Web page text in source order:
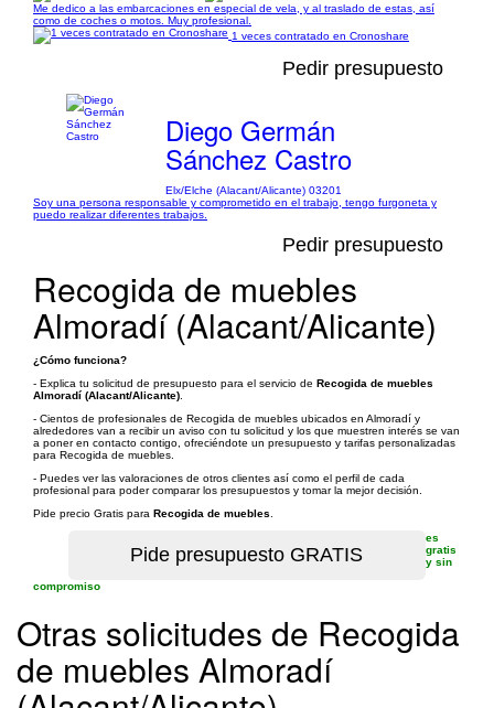
Me dedico a las embarcaciones en especial de vela, y al traslado de estas, así
como de coches o motos. Muy profesional.
1 veces contratado en Cronoshare
Pedir presupuesto
Diego Germán
Sánchez Castro
Elx/Elche (Alacant/Alicante) 03201
Soy una persona responsable y comprometido en el trabajo, tengo furgoneta y
puedo realizar diferentes trabajos.
Pedir presupuesto
Recogida de muebles
Almoradí (Alacant/Alicante)
¿Cómo funciona?
- Explica tu solicitud de presupuesto para el servicio de Recogida de muebles
Almoradí (Alacant/Alicante)
- Cientos de profesionales de Recogida de muebles ubicados en Almoradí y
alrededores van a recibir un aviso con tu solicitud y los que muestren interés se van
a poner en contacto contigo, ofreciéndote un presupuesto y tarifas personalizadas
para Recogida de muebles.
- Puedes ver las valoraciones de otros clientes así como el perfil de cada
profesional para poder comparar los presupuestos y tomar la mejor decisión.
Pide precio Gratis para Recogida de muebles
es
gratis
y sin
compromiso
Otras solicitudes de Recogida
de muebles Almoradí